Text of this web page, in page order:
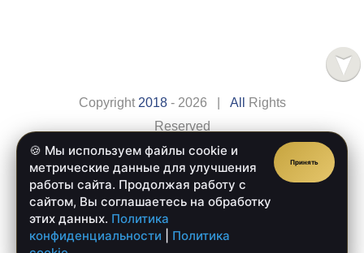
🍪 Мы используем файлы cookie и
метрические данные для улучшения
работы сайта. Продолжая работу с
сайтом, Вы соглашаетесь на обработку
этих данных. Политика
конфиденциальности
Политика
Принять
Copyright2018- 2026 | All
Rights
Reserved
Сайт разработан компанией Веб-сайт.рус
Главная
Оплата
Доставка
Обратная Связь